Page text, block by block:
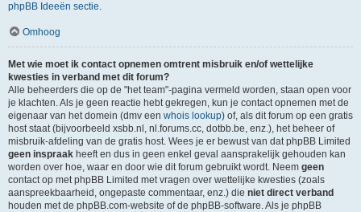
phpBB Ideeën sectie.
Omhoog
Met wie moet ik contact opnemen omtrent misbruik en/of wettelijke
kwesties in verband met dit forum?
Alle beheerders die op de "het team"-pagina vermeld worden, staan open voor
je klachten. Als je geen reactie hebt gekregen, kun je contact opnemen met de
eigenaar van het domein (dmv een whois lookup) of, als dit forum op een gratis
host staat (bijvoorbeeld xsbb.nl, nl.forums.cc, dotbb.be, enz.), het beheer of
misbruik-afdeling van de gratis host. Wees je er bewust van dat phpBB Limited
geen inspraak heeft en dus in geen enkel geval aansprakelijk gehouden kan
worden over hoe, waar en door wie dit forum gebruikt wordt. Neem geen
contact op met phpBB Limited met vragen over wettelijke kwesties (zoals
aanspreekbaarheid, ongepaste commentaar, enz.) die niet direct verband
houden met de phpBB.com-website of de phpBB-software. Als je phpBB